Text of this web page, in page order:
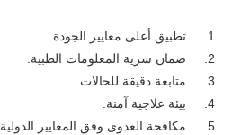
تطبيق أعلى معايير الجودة.
ضمان سرية المعلومات الطبية.
متابعة دقيقة للحالات.
بيئة علاجية آمنة.
مكافحة العدوى وفق المعايير الدولية.